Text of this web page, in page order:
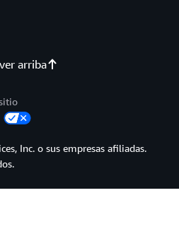
arriba
Inc. o sus empresas afiliadas.